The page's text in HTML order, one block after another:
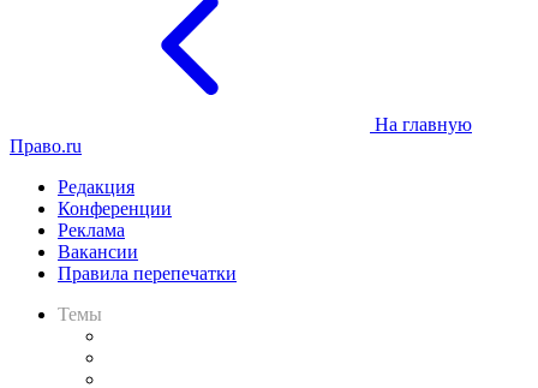
На главную
Право.ru
Редакция
Конференции
Реклама
Вакансии
Правила перепечатки
Темы